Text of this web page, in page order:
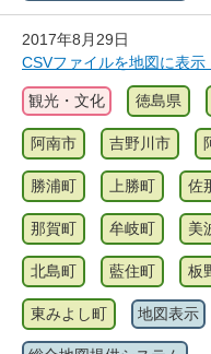
2017年8月29日
CSVファイルを地図に表示
観光・文化 徳島県
阿南市 吉野川市
勝浦町 上勝町 佐
那賀町 牟岐町 美
北島町 藍住町 板
東みよし町 地図表示